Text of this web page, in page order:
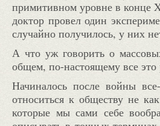
примитивном уровне в конце
доктор провел один
случайно получилось, у них
А что уж говорить о
общем, по-настоящему все это
Начиналось после войны
относиться к обществу не
которые мы сами себе